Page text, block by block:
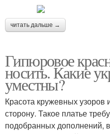
читать дальше →
Гипюровое
носить. Какие
уместны?
Красота кружевных
сторону. Такое платье
подобранных дополнений,